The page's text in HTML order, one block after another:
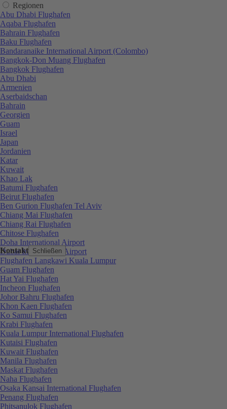
Kontakt Schließen
Regionen
Abu Dhabi Flughafen
Aqaba Flughafen
Bahrain Flughafen
Baku Flughafen
Bandaranaike International Airport (Colombo)
Bangkok-Don Muang Flughafen
Bangkok Flughafen
Abu Dhabi
Armenien
Aserbaidschan
Bahrain
Georgien
Guam
Israel
Japan
Jordanien
Katar
Kuwait
Khao Lak
Batumi Flughafen
Beirut Flughafen
Ben Gurion Flughafen Tel Aviv
Chiang Mai Flughafen
Chiang Rai Flughafen
Chitose Flughafen
Doha International Airport
Dubai International Airport
Flughafen Langkawi Kuala Lumpur
Guam Flughafen
Hat Yai Flughafen
Incheon Flughafen
Johor Bahru Flughafen
Khon Kaen Flughafen
Ko Samui Flughafen
Krabi Flughafen
Kuala Lumpur International Flughafen
Kutaisi Flughafen
Kuwait Flughafen
Manila Flughafen
Maskat Flughafen
Naha Flughafen
Osaka Kansai International Flughafen
Penang Flughafen
Phitsanulok Flughafen